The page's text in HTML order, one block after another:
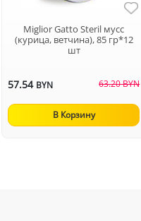
Miglior Gatto Steril мусс
(курица, ветчина), 85 гр*12
шт
57.54 BYN 63.20 BYN
В Корзину